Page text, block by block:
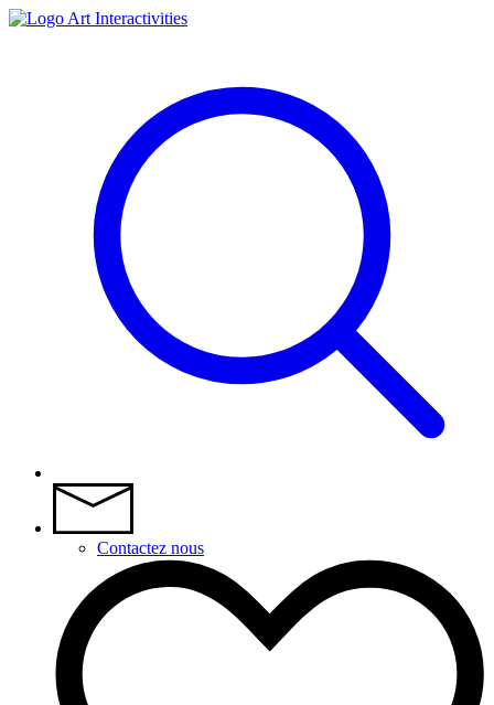
Art Interactivities
Contactez nous